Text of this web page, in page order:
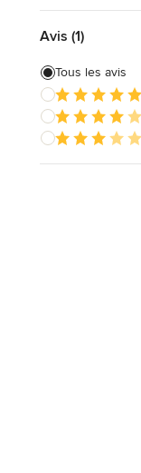
Avis (1)
Tous les avis